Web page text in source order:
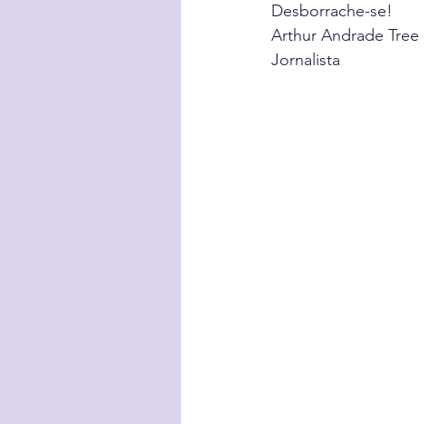
Desborrache-se!
Arthur Andrade Tree
Jornalista